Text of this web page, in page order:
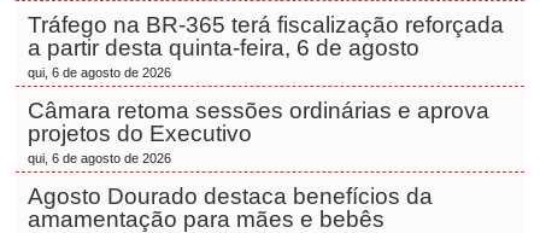
Tráfego na BR-365 terá fiscalização reforçada
a partir desta quinta-feira, 6 de agosto
qui, 6 de agosto de 2026
Câmara retoma sessões ordinárias e aprova
projetos do Executivo
qui, 6 de agosto de 2026
Agosto Dourado destaca benefícios da
amamentação para mães e bebês